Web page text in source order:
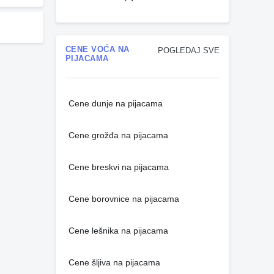
POGLEDAJ SVE
CENE VOĆA NA
PIJACAMA
Cene dunje na pijacama
Cene grožđa na pijacama
Cene breskvi na pijacama
Cene borovnice na pijacama
Cene lešnika na pijacama
Cene šljiva na pijacama